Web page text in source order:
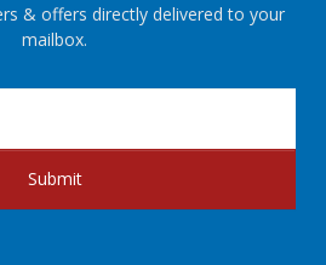
& offers directly delivered to your
mailbox.
Submit